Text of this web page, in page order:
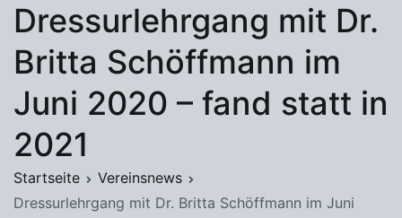
Dressurlehrgang mit Dr.
Britta Schöffmann im
Juni 2020 – fand statt in
2021
Startseite
Vereinsnews
Dressurlehrgang mit Dr. Britta Schöffmann im Juni